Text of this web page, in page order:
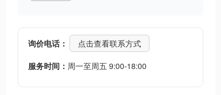
询价电话：
点击查看联系方式
服务时间： 周一至周五 9:00-18:00